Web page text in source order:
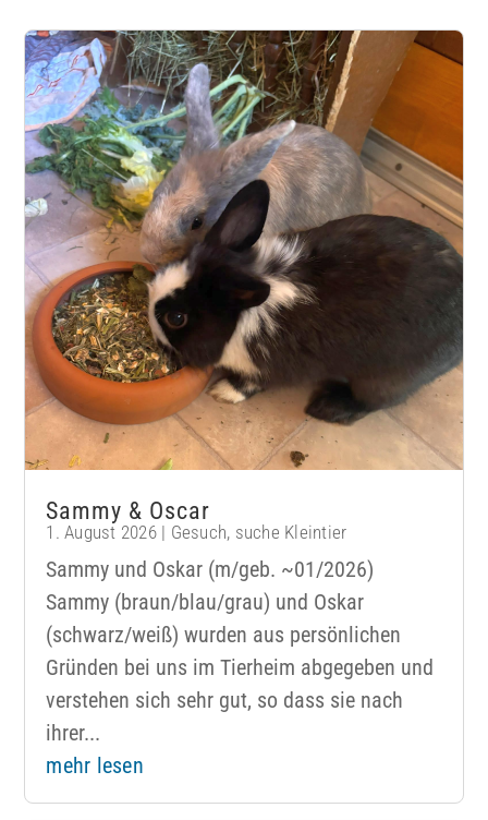
Sammy & Oscar
1. August 2026| Gesuch, suche Kleintier
Sammy und Oskar (m/geb. ~01/2026)
Sammy (braun/blau/grau) und Oskar
(schwarz/weiß) wurden aus persönlichen
Gründen bei uns im Tierheim abgegeben und
verstehen sich sehr gut, so dass sie nach
ihrer...
mehr lesen